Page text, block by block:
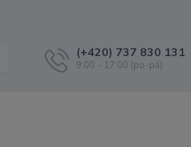
(+420) 737 830 131
9:00 - 17:00 (po-pá)